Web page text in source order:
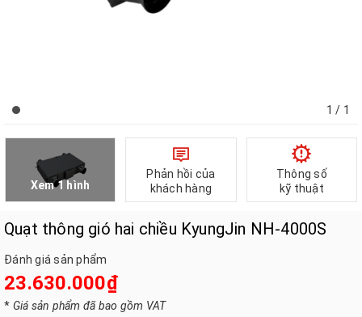
1 / 1
Xem 1 hình
Phản hồi của
khách hàng
Thông số
kỹ thuật
Quạt thông gió hai chiều KyungJin NH-4000S
Đánh giá sản phẩm
23.630.000₫
* Giá sản phẩm đã bao gồm VAT